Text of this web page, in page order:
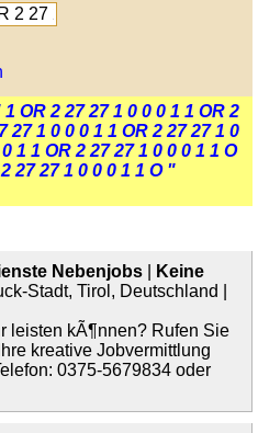
1 OR 2 27 27 1 0 0 0 1 1 OR 2
27 1 0 0 0 1 1 OR 2 27 27 1 0
1 1 OR 2 27 27 1 0 0 0 1 1 O
27 27 1 0 0 0 1 1 O "
Nebenjobs
Keine
Stadt, Tirol, Deutschland |
leisten kÃ¶nnen? Rufen Sie
kreative Jobvermittlung
0375-5679834 oder